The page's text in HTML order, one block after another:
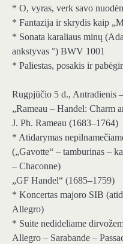
* O, vyras, verk savo
* Fantazija ir skrydis kaip
* Sonata karaliaus minų
ankstyvas °) BWV 1001
* Paliestas, posakis ir
Rugpjūčio 5 d., Antradienis
„Rameau – Handel: Charm
J. Ph. Rameau (1683–1764)
* Atidarymas
(„Gavotte“ – tamburinas –
– Chaconne)
„GF Handel“ (1685–1759)
* Koncertas majoro SIB
Allegro)
* Suite nedideliame
Allegro – Sarabande –